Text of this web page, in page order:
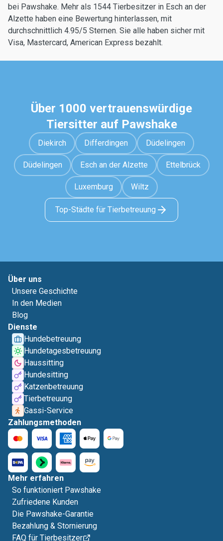
bei Pawshake. Mehr als 1544 Tierbesitzer in Esch an der
Alzette haben eine Bewertung hinterlassen, mit
durchschnittlich 4.95/5 Sternen. Sie alle haben sicher mit
Visa, Mastercard, American Express bezahlt.
Über 1000 vertrauenswürdige
Tiersitter auf Pawshake
Diekirch Differdingen Düdelingen
Düdelingen Esch an der Alzette Ettelbrück
Luxemburg Wiltz
Top-Städte für Tierbetreuung
Über uns
Unsere Geschichte
In den Medien
Blog
Dienste
Hundebetreuung
Hundetagesbetreuung
Haussitting
Hundesitting
Katzenbetreuung
Tierbetreuung
Gassi-Service
Zahlungsmethoden
Mehr erfahren
So funktioniert Pawshake
Zufriedene Kunden
Die Pawshake-Garantie
Bezahlung & Stornierung
FAQ für Tierbesitzer